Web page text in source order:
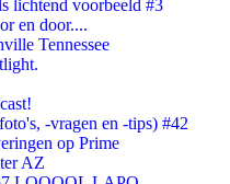
lichtend voorbeeld #3
en door....
Tennessee
-vragen en -tips) #42
op Prime
AZ